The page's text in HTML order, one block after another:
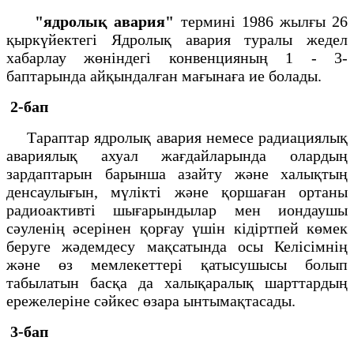
"ядролық авария" термині 1986 жылғы 26
қыркүйектегі Ядролық авария туралы жедел
хабарлау жөніндегі конвенцияның 1 - 3-
баптарында айқындалған мағынаға ие болады.
2-бап
Тараптар ядролық авария немесе радиациялық
авариялық ахуал жағдайларында олардың
зардаптарын барынша азайту және халықтың
денсаулығын, мүлікті және қоршаған ортаны
радиоактивті шығарындылар мен иондаушы
сәуленің әсерінен қорғау үшін кідіртпей көмек
беруге жәдемдесу мақсатында осы Келісімнің
және өз мемлекеттері қатысушысы болып
табылатын басқа да халықаралық шарттардың
ережелеріне сәйкес өзара ынтымақтасады.
3-бап